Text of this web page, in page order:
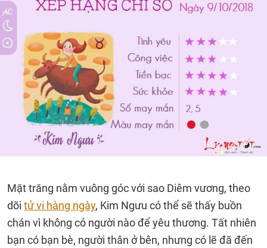
Mặt trăng nằm vuông góc với sao Diêm vương, theo
dõi tử vi hàng ngày, Kim Ngưu có thể sẽ thấy buồn
chán vì không có người nào để yêu thương. Tất nhiên
bạn có bạn bè, người thân ở bên, nhưng có lẽ đã đến